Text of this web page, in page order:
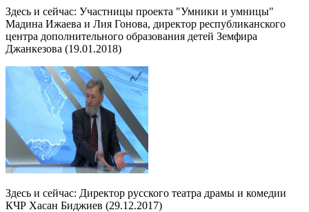
Здесь и сейчас: Участницы проекта "Умники и умницы"
Мадина Ижаева и Лия Гонова, директор республиканского
центра дополнительного образования детей Земфира
Джанкезова (19.01.2018)
Здесь и сейчас: Директор русского театра драмы и комедии
КЧР Хасан Биджиев (29.12.2017)